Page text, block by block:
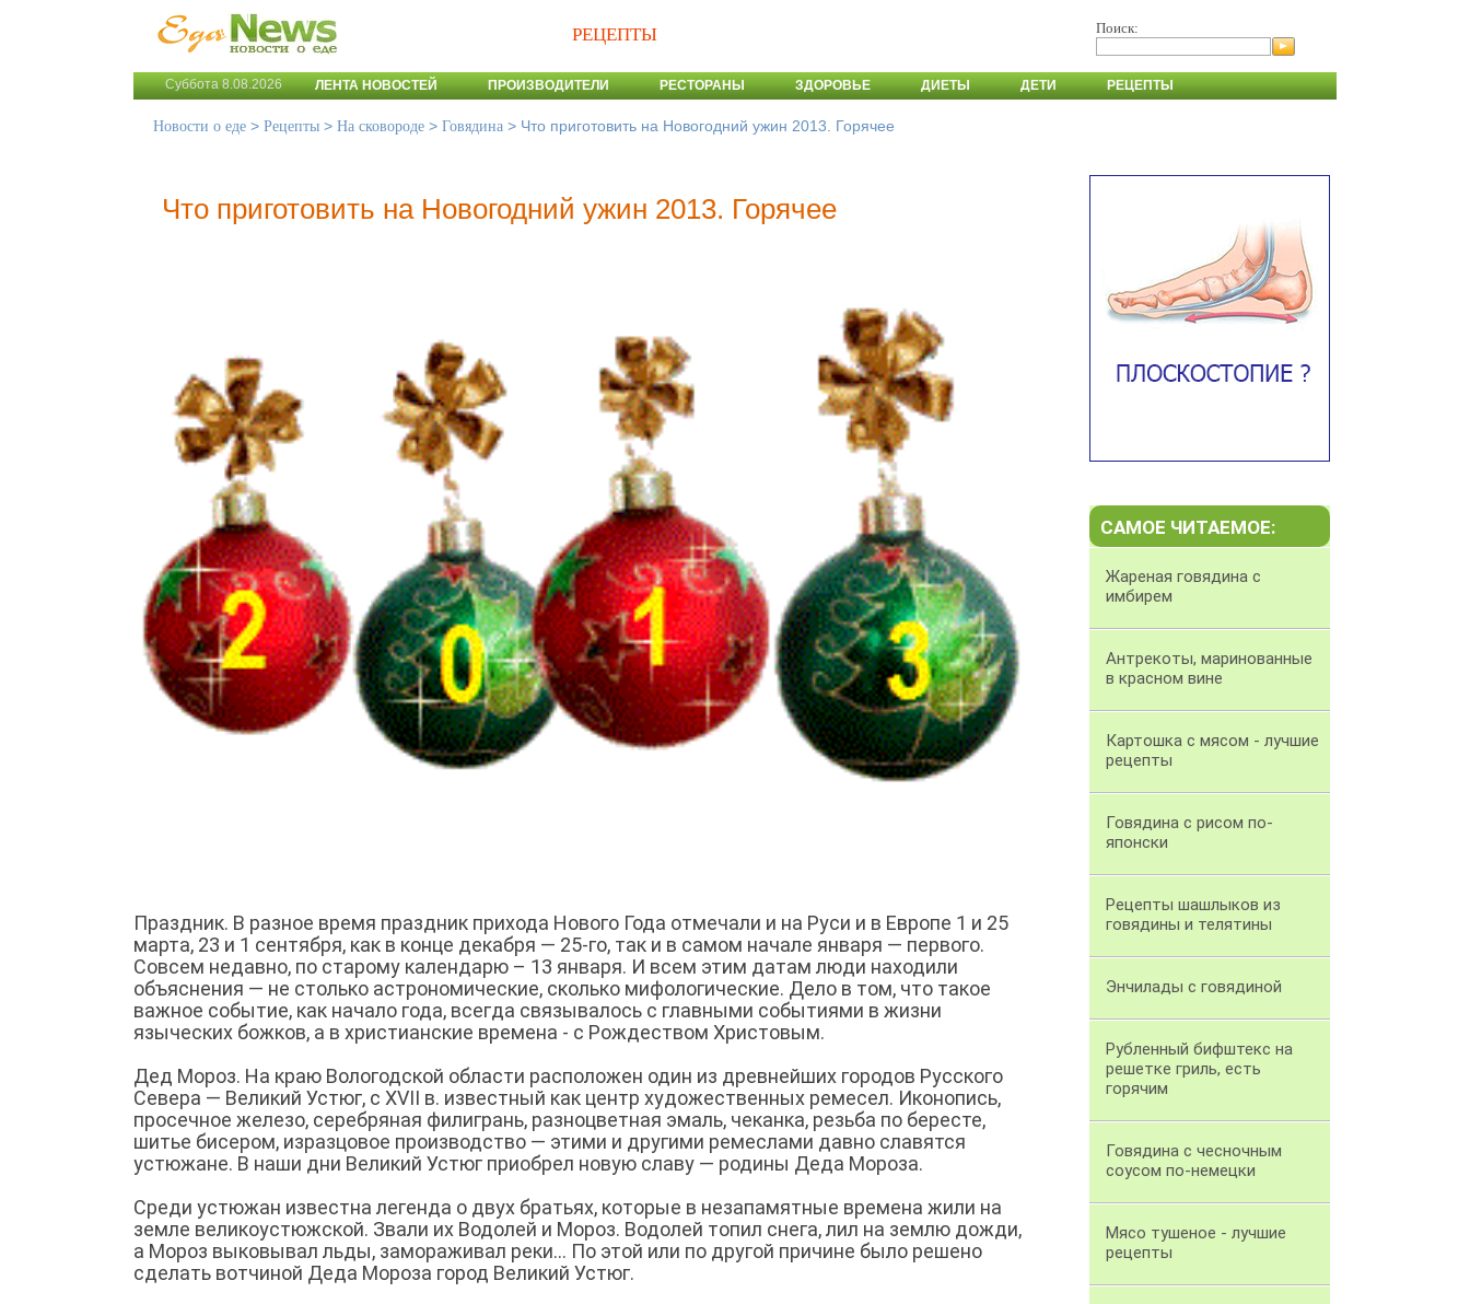
РЕЦЕПТЫ Поиск:
Суббота 8.08.2026 ЛЕНТА НОВОСТЕЙ ПРОИЗВОДИТЕЛИ РЕСТОРАНЫ ЗДОРОВЬЕ ДИЕТЫ ДЕТИ РЕЦЕПТЫ
Новости о еде > Рецепты > На сковороде > Говядина > Что приготовить на Новогодний ужин 2013. Горячее
Что приготовить на Новогодний ужин 2013. Горячее
Праздник. В разное время праздник прихода Нового Года отмечали и на Руси и в Европе 1 и 25
марта, 23 и 1 сентября, как в конце декабря — 25-го, так и в самом начале января — первого.
Совсем недавно, по старому календарю – 13 января. И всем этим датам люди находили
объяснения — не столько астрономические, сколько мифологические. Дело в том, что такое
важное событие, как начало года, всегда связывалось с главными событиями в жизни
языческих божков, а в христианские времена - с Рождеством Христовым.
Дед Мороз. На краю Вологодской области расположен один из древнейших городов Русского
Севера — Великий Устюг, с XVII в. известный как центр художественных ремесел. Иконопись,
просечное железо, серебряная филигрань, разноцветная эмаль, чеканка, резьба по бересте,
шитье бисером, изразцовое производство — этими и другими ремеслами давно славятся
устюжане. В наши дни Великий Устюг приобрел новую славу — родины Деда Мороза.
Среди устюжан известна легенда о двух братьях, которые в незапамятные времена жили на
земле великоустюжской. Звали их Водолей и Мороз. Водолей топил снега, лил на землю дожди,
а Мороз выковывал льды, замораживал реки... По этой или по другой причине было решено
сделать вотчиной Деда Мороза город Великий Устюг.
САМОЕ ЧИТАЕМОЕ:
Жареная говядина с
имбирем
Антрекоты, маринованные
в красном вине
Картошка с мясом - лучшие
рецепты
Говядина с рисом по-
японски
Рецепты шашлыков из
говядины и телятины
Энчилады с говядиной
Рубленный бифштекс на
решетке гриль, есть
горячим
Говядина с чесночным
соусом по-немецки
Мясо тушеное - лучшие
рецепты